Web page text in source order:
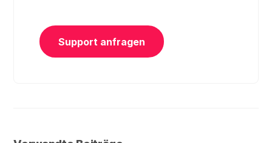
Support anfragen